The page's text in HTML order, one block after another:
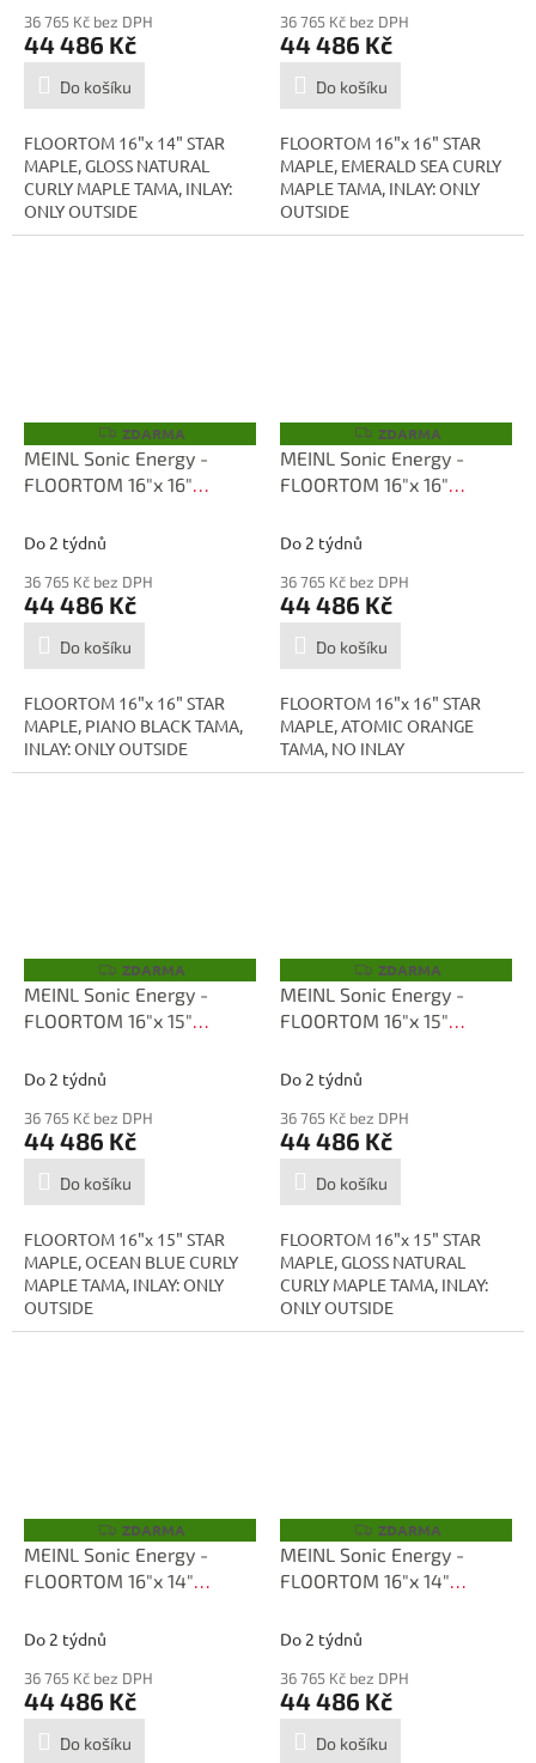
36 765 Kč bez DPH
44 486 Kč
Do košíku
FLOORTOM 16"x 14" STAR
MAPLE, GLOSS NATURAL
CURLY MAPLE TAMA, INLAY:
ONLY OUTSIDE
36 765 Kč bez DPH
44 486 Kč
Do košíku
FLOORTOM 16"x 16" STAR
MAPLE, EMERALD SEA CURLY
MAPLE TAMA, INLAY: ONLY
OUTSIDE
Z
D
A
R
ZDARMA
MEINL Sonic Energy -
FLOORTOM 16"x 16"
Do 2 týdnů
36 765 Kč bez DPH
44 486 Kč
Do košíku
FLOORTOM 16"x 16" STAR
MAPLE, PIANO BLACK TAMA,
INLAY: ONLY OUTSIDE
Z
D
A
R
ZDARMA
MEINL Sonic Energy -
FLOORTOM 16"x 16"
Do 2 týdnů
36 765 Kč bez DPH
44 486 Kč
Do košíku
FLOORTOM 16"x 16" STAR
MAPLE, ATOMIC ORANGE
TAMA, NO INLAY
Z
D
A
R
ZDARMA
MEINL Sonic Energy -
FLOORTOM 16"x 15"
Do 2 týdnů
36 765 Kč bez DPH
44 486 Kč
Do košíku
FLOORTOM 16"x 15" STAR
MAPLE, OCEAN BLUE CURLY
MAPLE TAMA, INLAY: ONLY
OUTSIDE
Z
D
A
R
ZDARMA
MEINL Sonic Energy -
FLOORTOM 16"x 15"
Do 2 týdnů
36 765 Kč bez DPH
44 486 Kč
Do košíku
FLOORTOM 16"x 15" STAR
MAPLE, GLOSS NATURAL
CURLY MAPLE TAMA, INLAY:
ONLY OUTSIDE
Z
D
A
R
ZDARMA
MEINL Sonic Energy -
FLOORTOM 16"x 14"
Do 2 týdnů
36 765 Kč bez DPH
44 486 Kč
Do košíku
Z
D
A
R
ZDARMA
MEINL Sonic Energy -
FLOORTOM 16"x 14"
Do 2 týdnů
36 765 Kč bez DPH
44 486 Kč
Do košíku